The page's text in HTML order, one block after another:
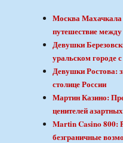
Москва Махачкала
путешествие
Девушки
уральском
Девушки Ростова:
столице России
Мартин Казино:
ценителей
Martin Casino 800:
безграничные